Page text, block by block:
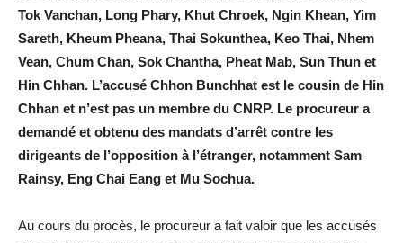
Tok Vanchan, Long Phary, Khut Chroek, Ngin Khean, Yim
Sareth, Kheum Pheana, Thai Sokunthea, Keo Thai, Nhem
Vean, Chum Chan, Sok Chantha, Pheat Mab, Sun Thun et
Hin Chhan. L’accusé Chhon Bunchhat est le cousin de Hin
Chhan et n’est pas un membre du CNRP. Le procureur a
demandé et obtenu des mandats d’arrêt contre les
dirigeants de l’opposition à l’étranger, notamment Sam
Rainsy, Eng Chai Eang et Mu Sochua.
Au cours du procès, le procureur a fait valoir que les accusés